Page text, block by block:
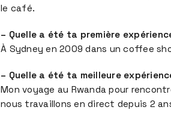
le café.
– Quelle a été ta première
À Sydney en 2009 dans un coffee
– Quelle a été ta meilleure
Mon voyage au Rwanda pour
nous travaillons en direct depuis 2